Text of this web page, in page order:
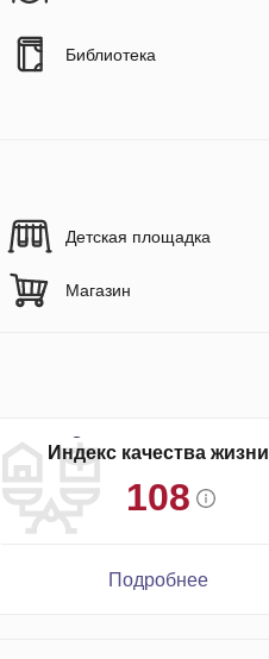
Библиотека
Детская площадка
Магазин
Индекс качества жизни
108
Подробнее